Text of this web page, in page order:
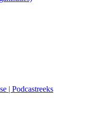
| Podcastreeks